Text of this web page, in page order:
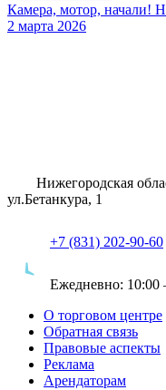
Камера, мотор, начали!
2 марта 2026
Нижегородская
ул.Бетанкура, 1
+7 (831) 202-90-60
Ежедневно: 10:00
О торговом центре
Обратная связь
Правовые аспекты
Реклама
Арендаторам